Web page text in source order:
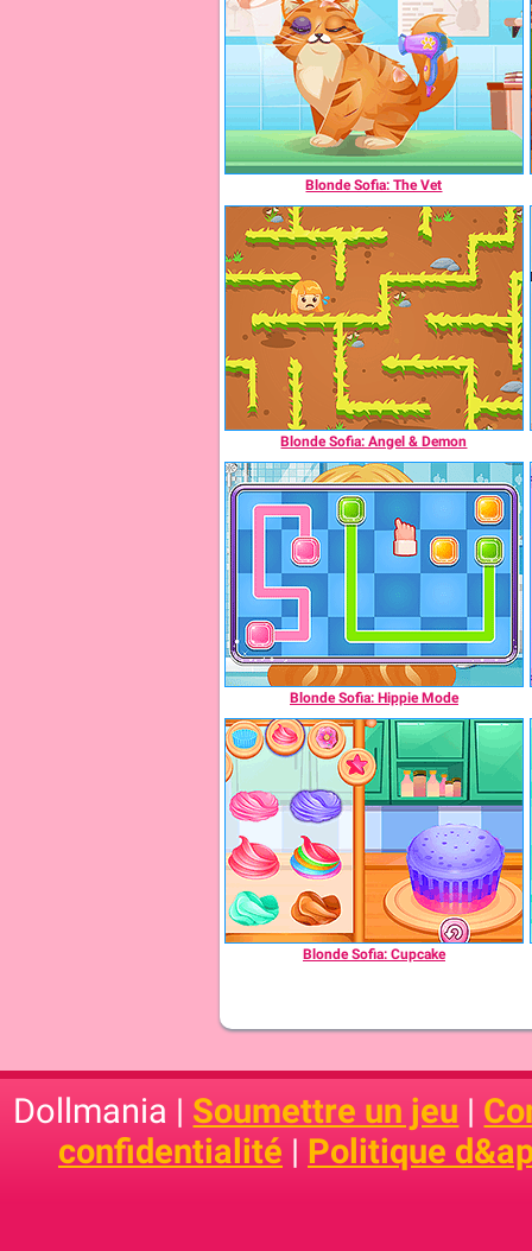
Blonde Sofia: The Vet
Blonde Sofia: Angel & Demon
Blonde Sofia: Hippie Mode
Blonde Sofia: Cupcake
Dollmania | Soumettre un jeu |
confidentialité | Politique